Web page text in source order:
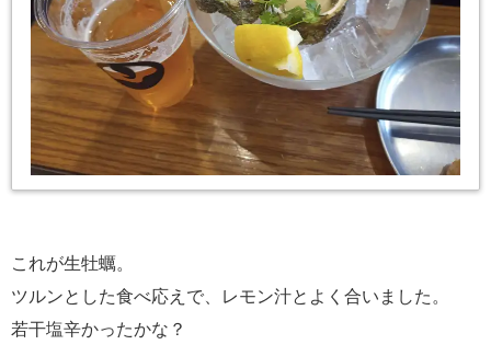
これが生牡蠣。
ツルンとした食べ応えで、レモン汁とよく合いました。
若干塩辛かったかな？